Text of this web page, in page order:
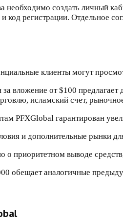
создать личный
регистрации. Отдельное
клиенты могут
вложение от $100
исламский счет,
PFXGlobal гарантирован
и дополнительные рынки
приоритетном выводе
обещает аналогичные